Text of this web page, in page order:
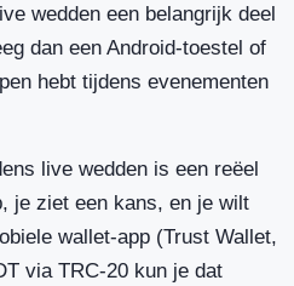
wedden een belangrijk deel
dan een Android-toestel of
hebt tijdens evenementen
live wedden is een reëel
je ziet een kans, en je wilt
wallet-app (Trust Wallet,
via TRC-20 kun je dat